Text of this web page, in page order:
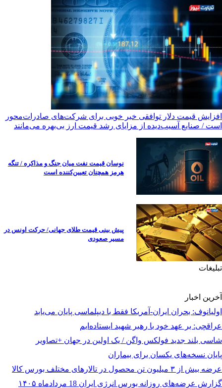
افزایش قیمت دلار توافقی خبر خوبی برای شرکت‌های صادرات‌محور
است / صنایع آسیب‌دیده از مزایای رشد قیمت ارز بی‌بهره می‌مانند
نوسان قیمت نفت میان جنگ و مذاکره / تنگه
هرمز همچنان تعیین‌کننده است
پیش بینی قیمت طلای جهانی/ حرکت اونس در
مسیر صعودی
تبلیغات
آخرین اخبار
اولیانوف: بحران ایران-آمریکا فقط با دیپلماسی پایان می‌یابد
عراقچی: بر عهد خود با رهبر شهید ایستاده‌ایم
شاسی بلند جدید فولکس واگن / یک اولین در جهان +تصاویر
پایان نسخه‌های یکسان برای بیماران
عرضه بیش از ۳ میلیون تن محصول در تالارهای مختلف بورس کالا
گزارش عرضه‌های روزانه بورس انرژی ایران 18 مردادماه ۱۴۰۵